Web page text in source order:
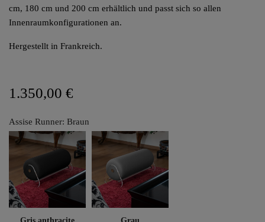
cm, 180 cm und 200 cm erhältlich und passt sich so allen
Innenraumkonfigurationen an.
Hergestellt in Frankreich.
1.350,00 €
Assise Runner: Braun